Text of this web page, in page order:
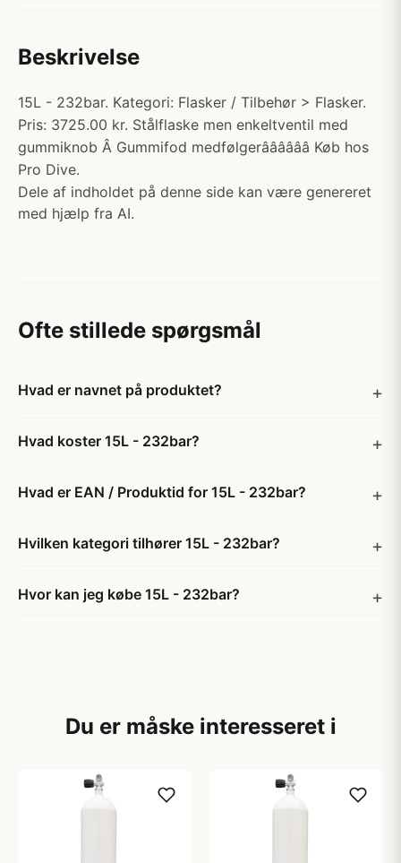
Beskrivelse
15L - 232bar. Kategori: Flasker / Tilbehør > Flasker.
Pris: 3725.00 kr. Stålflaske men enkeltventil med
gummiknob Â Gummifod medfølgerââââââ Køb hos
Pro Dive.
Dele af indholdet på denne side kan være genereret
med hjælp fra AI.
Ofte stillede spørgsmål
Hvad er navnet på produktet?
Hvad koster 15L - 232bar?
Hvad er EAN / Produktid for 15L - 232bar?
Hvilken kategori tilhører 15L - 232bar?
Hvor kan jeg købe 15L - 232bar?
Du er måske interesseret i